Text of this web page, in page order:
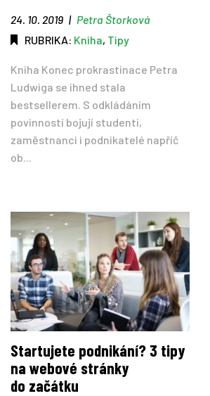
24. 10. 2019 | Petra Štorková
RUBRIKA: Kniha, Tipy
Kniha Konec prokrastinace Petra
Ludwiga se ihned stala
bestsellerem. S odkládáním
povinností bojují studenti,
zaměstnanci i podnikatelé napříč
ob...
Startujete podnikání? 3 tipy
na webové stránky
do začátku